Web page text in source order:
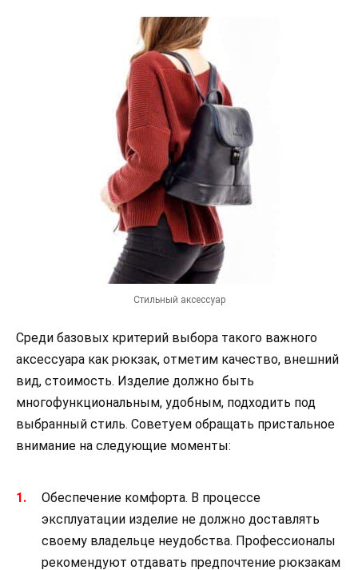
Стильный аксессуар
Среди базовых критерий выбора такого важного
аксессуара как рюкзак, отметим качество, внешний
вид, стоимость. Изделие должно быть
многофункциональным, удобным, подходить под
выбранный стиль. Советуем обращать пристальное
внимание на следующие моменты:
Обеспечение комфорта. В процессе
эксплуатации изделие не должно доставлять
своему владельце неудобства. Профессионалы
рекомендуют отдавать предпочтение рюкзакам